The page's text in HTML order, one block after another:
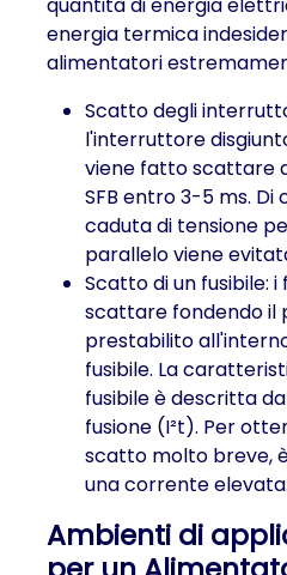
quantità di energia
energia termica
alimentatori
Scatto degli
l'interruttore
viene fatto scattare
SFB entro 3-5 ms. Di
caduta di tensione
parallelo viene
Scatto di un fusibile:
scattare fondendo il
prestabilito
fusibile. La
fusibile è descritta
fusione (I²t). Per
scatto molto breve,
una corrente elevata.
Ambienti di